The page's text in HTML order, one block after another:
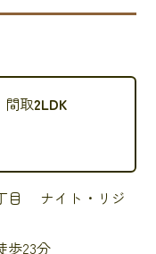
間取2LDK
歩23分